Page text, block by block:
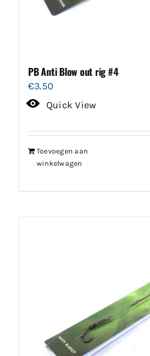
PB Anti Blow out rig #4
€3.50
Quick View
Toevoegen aan
winkelwagen